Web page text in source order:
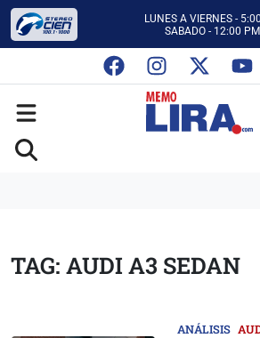
LUNES A VIERNES -
SABADO - 12:00 PM
CON MEMO LIRA Y SU
LUNES A VIERNES -
SABADO - 12:00 PM
TAG: AUDI A3 SEDAN
ANÁLISIS